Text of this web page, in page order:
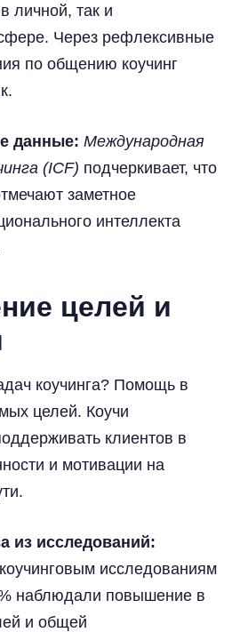
личной, так и
Через рефлексивные
по общению коучинг
данные: Международная
(ICF) подчеркивает, что
заметное
интеллекта
целей и
коучинга? Помощь в
целей. Коучи
клиентов в
и мотивации на
из исследований:
исследованиям
наблюдали повышение в
и общей